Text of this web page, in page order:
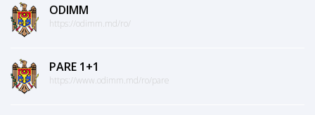
ODIMM
https://odimm.md/ro/
PARE 1+1
https://www.odimm.md/ro/pare